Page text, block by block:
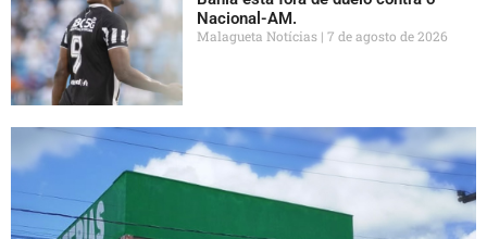
Nacional-AM.
Malagueta Notícias 7 de agosto de 2026